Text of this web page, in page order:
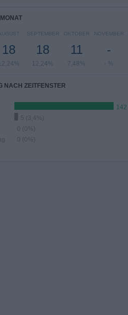
18
SEPTEMBER
18
12,24%
OKTOBER
11
7,48%
NOVEMBER
-
- %
NACH ZEITFENSTER
5 (3,4%)
0 (0%)
0 (0%)